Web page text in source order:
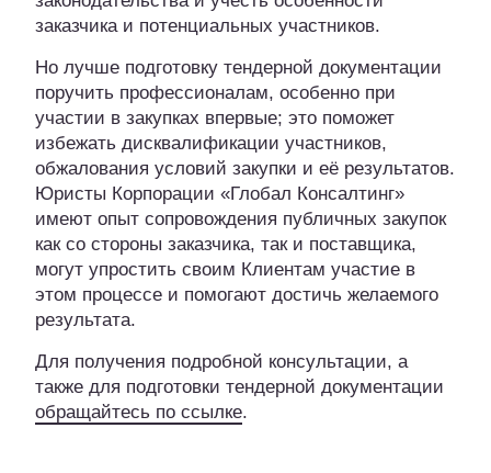
заказчика и потенциальных участников.
Но лучше подготовку тендерной документации
поручить профессионалам, особенно при
участии в закупках впервые; это поможет
избежать дисквалификации участников,
обжалования условий закупки и её результатов.
Юристы Корпорации «Глобал Консалтинг»
имеют опыт сопровождения публичных закупок
как со стороны заказчика, так и поставщика,
могут упростить своим Клиентам участие в
этом процессе и помогают достичь желаемого
результата.
Для получения подробной консультации, а
также для подготовки тендерной документации
обращайтесь по ссылке.